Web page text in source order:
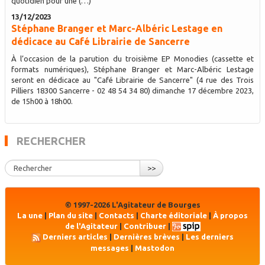
13/12/2023
Stéphane Branger et Marc-Albéric Lestage en
dédicace au Café Librairie de Sancerre
À l’occasion de la parution du troisième EP Monodies (cassette et
formats numériques), Stéphane Branger et Marc-Albéric Lestage
seront en dédicace au "Café Librairie de Sancerre" (4 rue des Trois
Pilliers 18300 Sancerre - 02 48 54 34 80) dimanche 17 décembre 2023,
de 15h00 à 18h00.
RECHERCHER
>>
© 1997-2026 L'Agitateur de Bourges
La une | Plan du site | Contacts | Charte éditoriale | À propos
de l'Agitateur| Contribuer|
Derniers articles
Dernières brèves
Les derniers
messages
Mastodon